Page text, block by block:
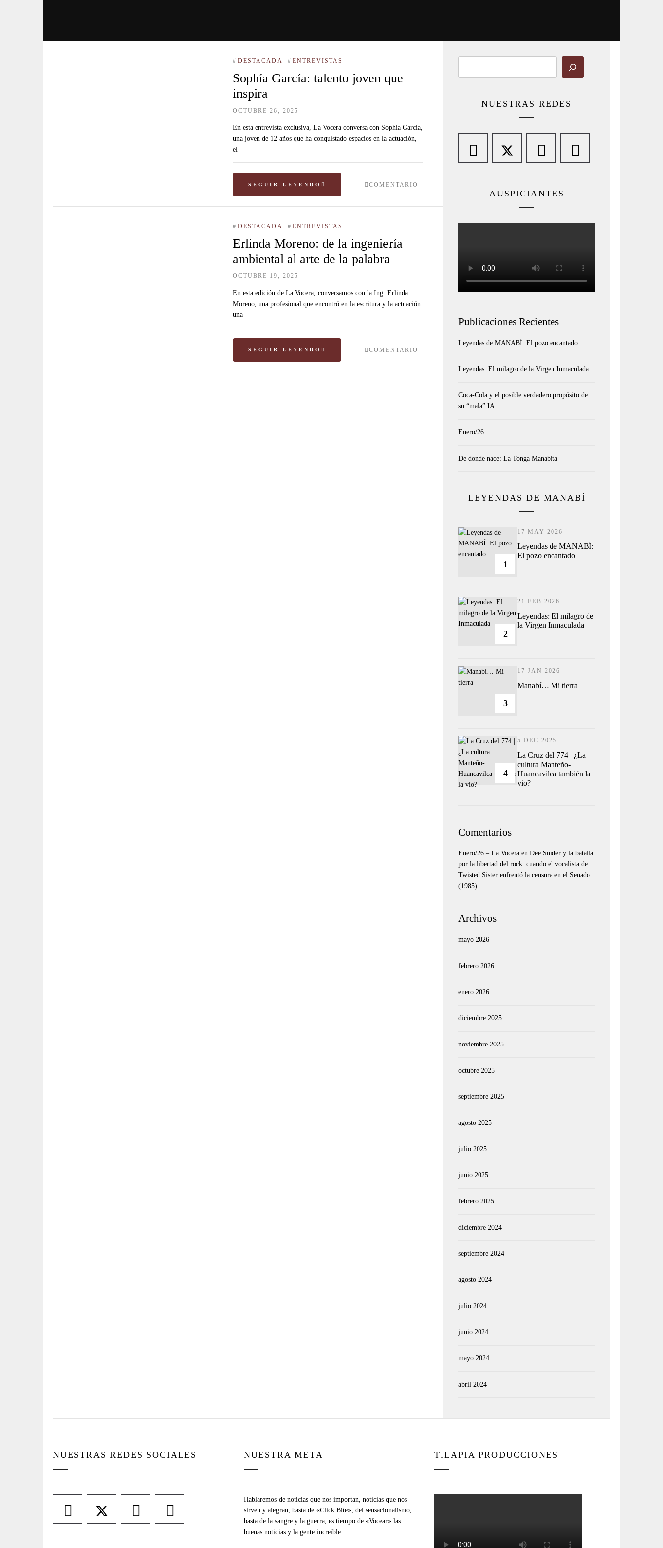
# DESTACADA # ENTREVISTAS
Sophía García: talento joven que
inspira
OCTUBRE 26, 2025
En esta entrevista exclusiva, La Vocera conversa con Sophía García,
una joven de 12 años que ha conquistado espacios en la actuación,
el
SEGUIR LEYENDO COMENTARIO
# DESTACADA # ENTREVISTAS
Erlinda Moreno: de la ingeniería
ambiental al arte de la palabra
OCTUBRE 19, 2025
En esta edición de La Vocera, conversamos con la Ing. Erlinda
Moreno, una profesional que encontró en la escritura y la actuación
una
SEGUIR LEYENDO COMENTARIO
NUESTRAS REDES
AUSPICIANTES
Publicaciones Recientes
Leyendas de MANABÍ: El pozo encantado
Leyendas: El milagro de la Virgen Inmaculada
Coca-Cola y el posible verdadero propósito de
su “mala” IA
Enero/26
De donde nace: La Tonga Manabita
LEYENDAS DE MANABÍ
1
17 MAY 2026
Leyendas de MANABÍ:
El pozo encantado
2
21 FEB 2026
Leyendas: El milagro de
la Virgen Inmaculada
3
17 JAN 2026
Manabí… Mi tierra
4
5 DEC 2025
La Cruz del 774 | ¿La
cultura Manteño-
Huancavilca también la
vio?
Comentarios
Enero/26 – La Vocera en Dee Snider y la batalla
por la libertad del rock: cuando el vocalista de
Twisted Sister enfrentó la censura en el Senado
(1985)
Archivos
mayo 2026
febrero 2026
enero 2026
diciembre 2025
noviembre 2025
octubre 2025
septiembre 2025
agosto 2025
julio 2025
junio 2025
febrero 2025
diciembre 2024
septiembre 2024
agosto 2024
julio 2024
junio 2024
mayo 2024
abril 2024
NUESTRAS REDES SOCIALES NUESTRA META
Hablaremos de noticias que nos importan, noticias que nos
sirven y alegran, basta de «Click Bite», del sensacionalismo,
basta de la sangre y la guerra, es tiempo de «Vocear» las
buenas noticias y la gente increible
TILAPIA PRODUCCIONES